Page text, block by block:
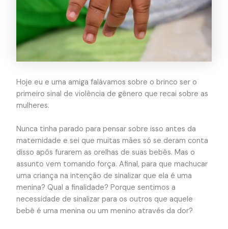
Hoje eu e uma amiga falávamos sobre o brinco ser o
primeiro sinal de violência de gênero que recai sobre as
mulheres.
Nunca tinha parado para pensar sobre isso antes da
maternidade e sei que muitas mães só se deram conta
disso após furarem as orelhas de suas bebês. Mas o
assunto vem tomando força. Afinal, para que machucar
uma criança na intenção de sinalizar que ela é uma
menina? Qual a finalidade? Porque sentimos a
necessidade de sinalizar para os outros que aquele
bebê é uma menina ou um menino através da dor?